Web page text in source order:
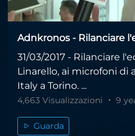
Adnkronos - Rilanciare
31/03/2017 - Rilanciare
Linarello, ai microfoni di
Italy a Torino. ...
4,663 Visualizzazioni 9
Guarda